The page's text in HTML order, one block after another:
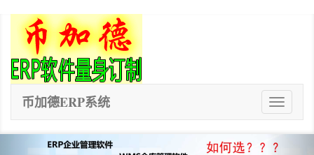
ERP
系
统
币加德ERP系统
Previous